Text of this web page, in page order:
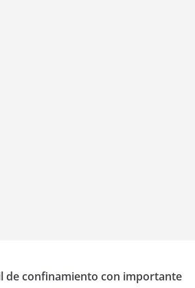
de confinamiento con importante